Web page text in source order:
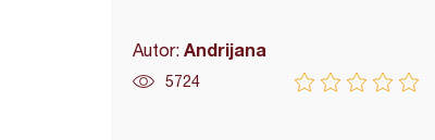
Autor: Andrijana
5724